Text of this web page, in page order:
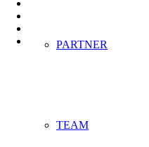
PARTNER
TEAM